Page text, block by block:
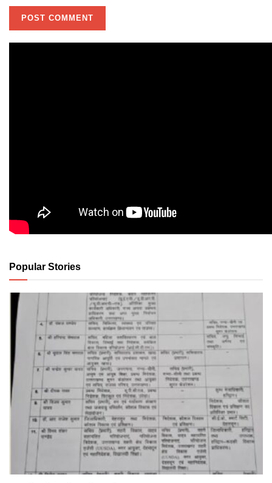
Popular Stories